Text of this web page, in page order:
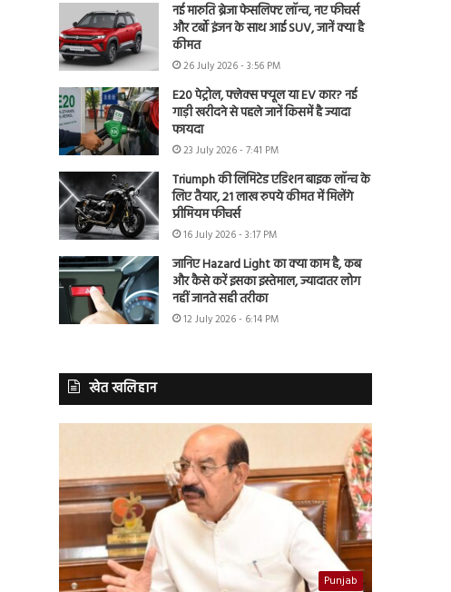
नई मारुति ब्रेजा फेसलिफ्ट लॉन्च, नए फीचर्स
और टर्बो इंजन के साथ आई SUV, जानें क्या है
कीमत
26 July 2026 - 3:56 PM
E20 पेट्रोल, फ्लेक्स फ्यूल या EV कार? नई
गाड़ी खरीदने से पहले जानें किसमें है ज्यादा
फायदा
23 July 2026 - 7:41 PM
Triumph की लिमिटेड एडिशन बाइक लॉन्च के
लिए तैयार, 21 लाख रुपये कीमत में मिलेंगे
प्रीमियम फीचर्स
16 July 2026 - 3:17 PM
जानिए Hazard Light का क्या काम है, कब
और कैसे करें इसका इस्तेमाल, ज्यादातर लोग
नहीं जानते सही तरीका
12 July 2026 - 6:14 PM
खेत खलिहान
Punjab